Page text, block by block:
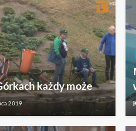
każdy może
2019